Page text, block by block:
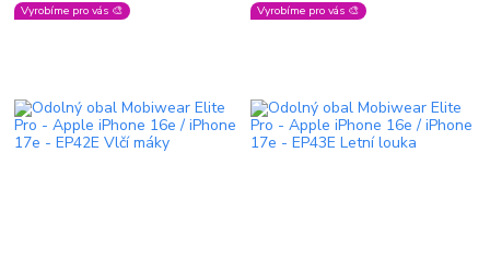
Vyrobíme pro vás 🎨 Vyrobíme pro vás 🎨